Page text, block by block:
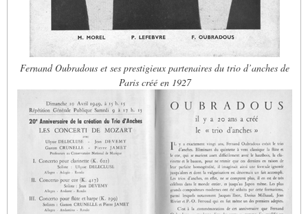
Fernand Oubradous et ses prestigieux partenaires du trio d’anches de
Paris créé en 1927